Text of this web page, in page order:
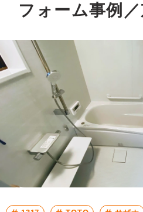
フォーム事例